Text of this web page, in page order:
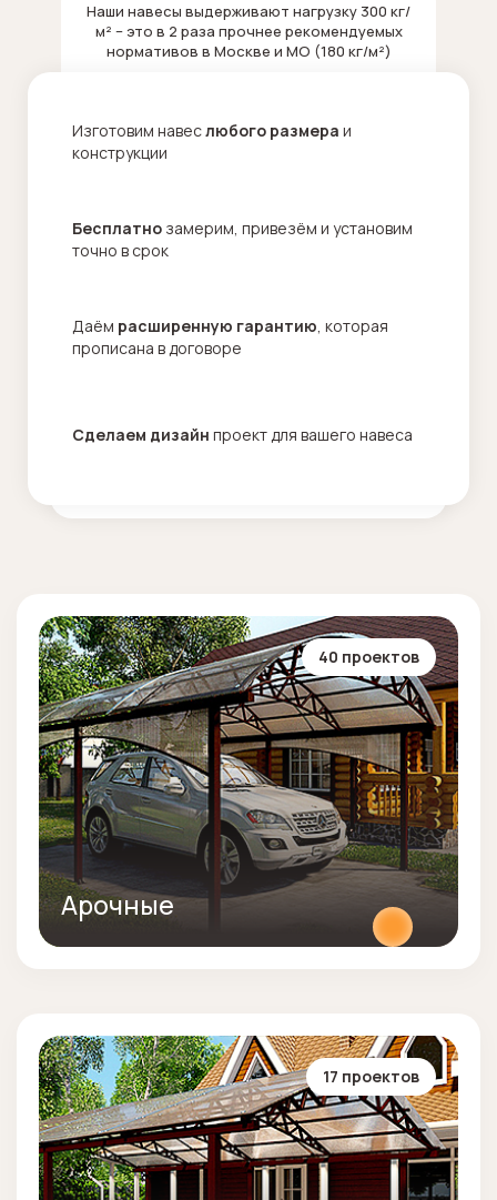
Наши навесы выдерживают нагрузку 300 кг/
м² – это в 2 раза прочнее рекомендуемых
нормативов в Москве и МО (180 кг/м²)
Изготовим навеслюбого размера и
конструкции
Бесплатно замерим, привезём и установим
точно в срок
Даём расширенную гарантию, которая
прописана в договоре
Сделаем дизайн проект для вашего навеса
40 проектов
Арочные
17 проектов